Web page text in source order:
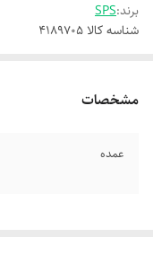
برند:SPS
شناسه کالا 4189705
مشخصات
عمده